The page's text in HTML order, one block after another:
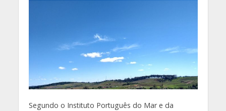
Segundo o Instituto Português do Mar e da